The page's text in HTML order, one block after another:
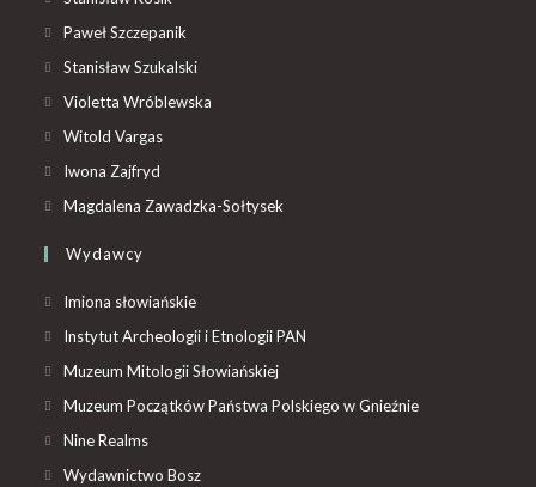
Paweł Szczepanik
Stanisław Szukalski
Violetta Wróblewska
Witold Vargas
Iwona Zajfryd
Magdalena Zawadzka-Sołtysek
Wydawcy
Imiona słowiańskie
Instytut Archeologii i Etnologii PAN
Muzeum Mitologii Słowiańskiej
Muzeum Początków Państwa Polskiego w Gnieźnie
Nine Realms
Wydawnictwo Bosz